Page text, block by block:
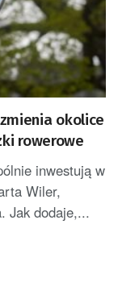
okolice
rowerowe
inwestują w
Wiler,
Jak dodaje,...